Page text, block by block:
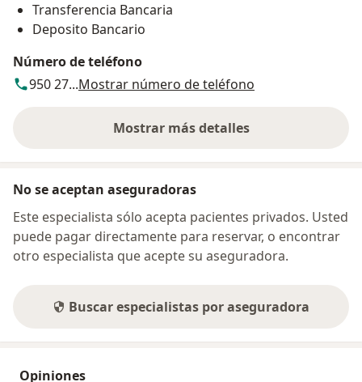
Transferencia Bancaria
Deposito Bancario
Número de teléfono
950 27...Mostrar número de teléfono
Mostrar más detalles
sobre la dirección
No se aceptan aseguradoras
Este especialista sólo acepta pacientes privados. Usted
puede pagar directamente para reservar, o encontrar
otro especialista que acepte su aseguradora.
Buscar especialistas por aseguradora
Opiniones